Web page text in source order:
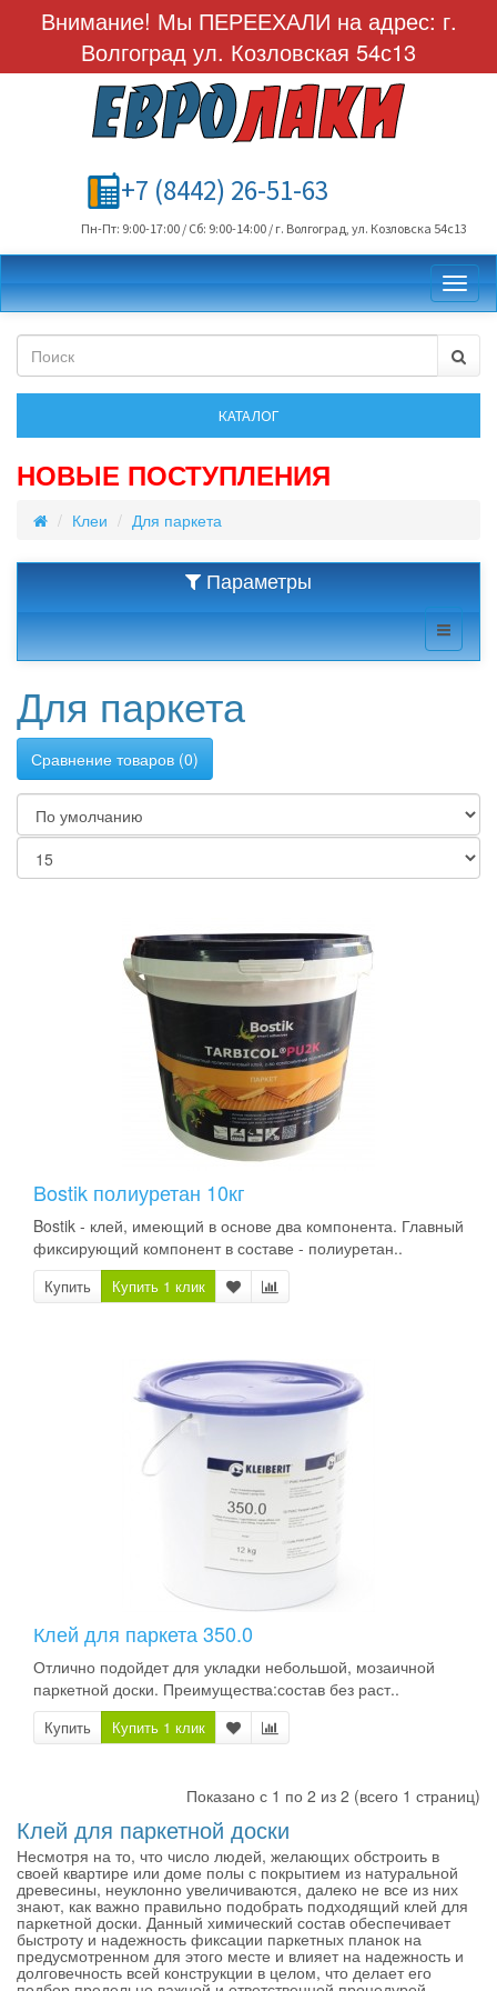
Внимание! Мы ПЕРЕЕХАЛИ на адрес: г.
Волгоград ул. Козловская 54с13
+7 (8442) 26-51-63
Пн-Пт: 9:00-17:00 / Сб: 9:00-14:00 / г. Волгоград, ул. Козловска 54с13
НОВЫЕ ПОСТУПЛЕНИЯ
Клеи Для паркета
Параметры
Для паркета
Сравнение товаров (0)
Bostik полиуретан 10кг
Bostik - клей, имеющий в основе два компонента. Главный
фиксирующий компонент в составе - полиуретан..
Купить Купить 1 клик
Клей для паркета 350.0
Отлично подойдет для укладки небольшой, мозаичной
паркетной доски. Преимущества:состав без раст..
Купить Купить 1 клик
Показано с 1 по 2 из 2 (всего 1 страниц)
Клей для паркетной доски
Несмотря на то, что число людей, желающих обстроить в
своей квартире или доме полы с покрытием из натуральной
древесины, неуклонно увеличиваются, далеко не все из них
знают, как важно правильно подобрать подходящий клей для
паркетной доски. Данный химический состав обеспечивает
быстроту и надежность фиксации паркетных планок на
предусмотренном для этого месте и влияет на надежность и
долговечность всей конструкции в целом, что делает его